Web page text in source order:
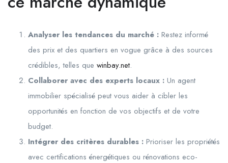
Analyser les tendances du marché : Restez informé
des prix et des quartiers en vogue grâce à des sources
crédibles, telles que winbay.net.
Collaborer avec des experts locaux : Un agent
immobilier spécialisé peut vous aider à cibler les
opportunités en fonction de vos objectifs et de votre
budget.
Intégrer des critères durables : Prioriser les propriétés
avec certifications énergétiques ou rénovations eco-